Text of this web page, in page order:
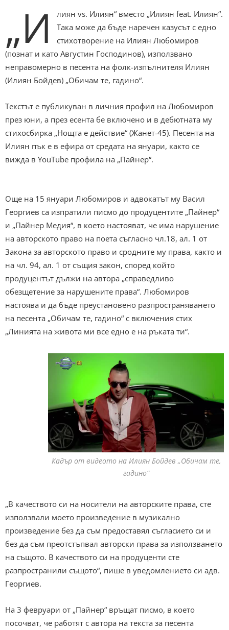
„И
лиян vs. Илиян“ вместо „Илиян feat. Илиян“.
Така може да бъде наречен казусът с едно
стихотворение на Илиян Любомиров
(познат и като Августин Господинов), използвано
неправомерно в песента на фолк-изпълнителя Илиян
(Илиян Бойдев) „Обичам те, гадино“.
Текстът е публикуван в личния профил на Любомиров
през юни, а през есента бе включено и в дебютната му
стихосбирка „Нощта е действие“ (Жанет-45). Песента на
Илиян пък е в ефира от средата на януари, както се
вижда в YouTube профила на „Пайнер“.
Още на 15 януари Любомиров и адвокатът му Васил
Георгиев са изпратили писмо до продуцентите „Пайнер“
и „Пайнер Медия“, в което настояват, че има нарушение
на авторското право на поета съгласно чл.18, ал. 1 от
Закона за авторското право и сродните му права, както и
на чл. 94, ал. 1 от същия закон, според който
продуцентът дължи на автора „справедливо
обезщетение за нарушените права“. Любомиров
настоява и да бъде преустановено разпространяването
на песента „Обичам те, гадино“ с включения стих
„Линията на живота ми все едно е на ръката ти“.
Кадър от видеото на Илиян Бойдев „Обичам те,
гадино“
„В качеството си на носители на авторските права, сте
използвали моето произведение в музикално
произведение без да съм предоставял съгласието си и
без да съм преотстъпвал авторски права за използването
на същото. В качеството си на продуценти сте
разпространили същото“, пише в уведомлението си адв.
Георгиев.
На 3 февруари от „Пайнер“ връщат писмо, в което
посочват, че работят с автора на текста за песента